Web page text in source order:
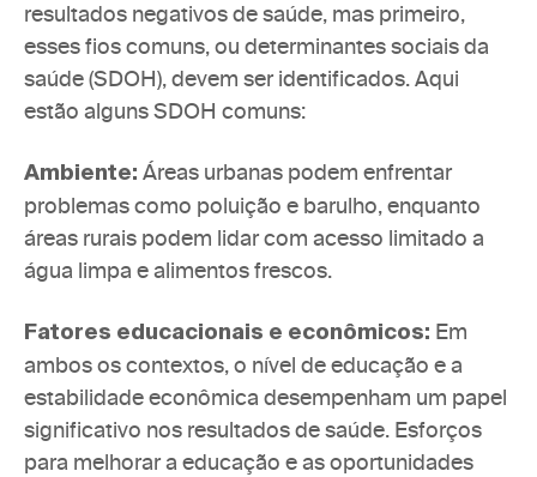
resultados negativos de saúde, mas primeiro,
esses fios comuns, ou determinantes sociais da
saúde (SDOH), devem ser identificados. Aqui
estão alguns SDOH comuns:
Ambiente: Áreas urbanas podem enfrentar
problemas como poluição e barulho, enquanto
áreas rurais podem lidar com acesso limitado a
água limpa e alimentos frescos.
Fatores educacionais e econômicos: Em
ambos os contextos, o nível de educação e a
estabilidade econômica desempenham um papel
significativo nos resultados de saúde. Esforços
para melhorar a educação e as oportunidades